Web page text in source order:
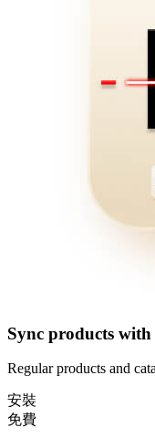
Sync products
Regular products and
安裝
免費